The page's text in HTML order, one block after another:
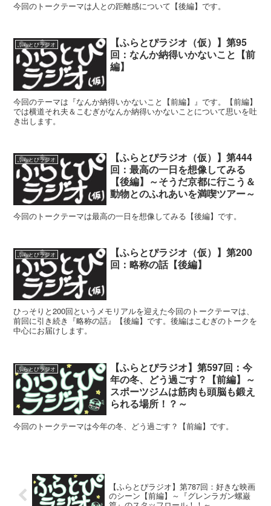
今回のトークテーマは人との距離感について【後編】です。
ふらとぴラジオ
【ふらとぴラジオ（仮）】第95
回：なんか納得いかないこと【前
編】
今回のテーマは『なんか納得いかないこと【前編】』です。【前編】
では横道それ夫＆こむぎがなんか納得いかないことについて思いを吐
き出します。
ふらとぴラジオ
【ふらとぴラジオ（仮）】第444
回：最高の一日を想像してみる
【後編】～そうだ京都に行こう＆
動物とのふれあいを満喫ツアー～
今回のトークテーマは最高の一日を想像してみる【後編】です。
ふらとぴラジオ
【ふらとぴラジオ（仮）】第200
回：略称の話【後編】
ひっそりと200回というメモリアルを迎えた今回のトークテーマは、
前回に引き続き『略称の話』【後編】です。後編はこむぎのトークを
中心にお届けします。
ふらとぴラジオ
【ふらとぴラジオ】第597回：今
年の冬、どう過ごす？【前編】～
スポーツジムは筋肉も頭脳も鍛え
られる場所！？～
今回のトークテーマは今年の冬、どう過ごす？【前編】です。
【ふらとぴラジオ】第787回：好きな映画
のシーン【前編】～『グレンラガン螺巌